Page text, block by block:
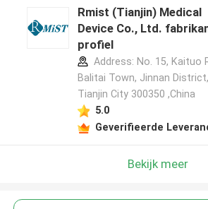
Rmist (Tianjin) Medical
Device Co., Ltd.
profiel
Address: No. 15, Kaituo
Balitai Town, Jinnan District,
Tianjin City 300350 ,China
5.0
Geverifieerde
Bekijk meer